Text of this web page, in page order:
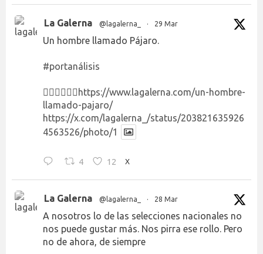
La Galerna @lagalerna_ · 29 Mar
Un hombre llamado Pájaro.
#portanálisis
👉🏻👉🏻👉🏻 https://www.lagalerna.com/un-hombre-
llamado-pajaro/
https://x.com/lagalerna_/status/203821635926
4563526/photo/1
4 12 X
La Galerna @lagalerna_ · 28 Mar
A nosotros lo de las selecciones nacionales no
nos puede gustar más. Nos pirra ese rollo. Pero
no de ahora, de siempre